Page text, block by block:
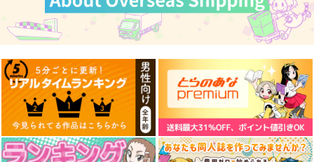
まぐ太ノート16冊
目 The Bunny's Tail
2
C-ARTS
通勤道中であの娘がぱ
んつを見せてくる本
13
嘘つき屋
≪新刊発売記念
≫【B5アクリルボー
ド】艶娘幻夢譚
T2 ART WORKS